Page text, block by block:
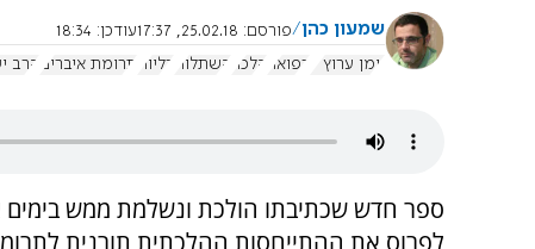
שמעון כהן פורסם: 25.02.18, 17:37 עודכן: 18:34
יומן ערוץ 7
רפואה הלכה השתלות כליות תרומת איברים הרב
ספר חדש שכתיבתו הולכת ונשלמת ממש
לפרוס את ההתייחסות ההלכתית תורנית